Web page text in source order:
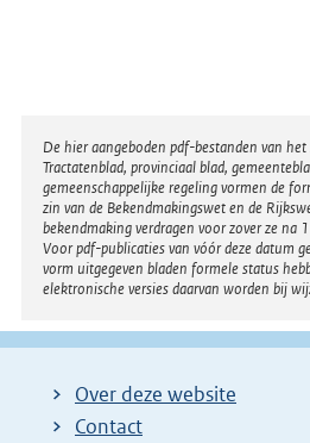
Disclaimer
De hier aangeboden pdf-bestanden van
Tractatenblad, provinciaal blad,
gemeenschappelijke regeling vormen de
zin van de Bekendmakingswet en de
bekendmaking verdragen voor zover ze na
Voor pdf-publicaties van vóór deze datum
vorm uitgegeven bladen formele status
elektronische versies daarvan worden bij
Over deze website
Contact